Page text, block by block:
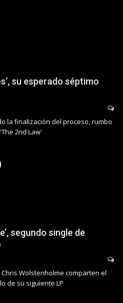
su esperado séptimo
la finalización del proceso, rumbo
2nd Law'
segundo single de
Wolstenholme comparten el
de su siguiente LP